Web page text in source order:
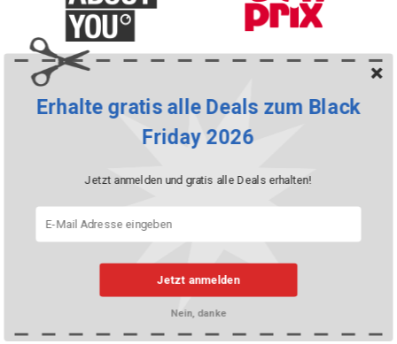
Alle Mode-Shops anzeigen
Jetzt anmelden
Erhalte gratis alle Deals zum Black
Friday 2026
Jetzt anmelden und gratis alle Deals erhalten!
Nein, danke